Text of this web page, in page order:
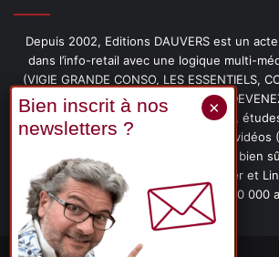
Depuis 2002, Editions DAUVERS est un
dans l’info-retail avec une logique multi-
(VIGIE GRANDE CONSO, LES ESSENTIELS,
livres (PENSER-CLIENT, IMAGE-PRIX,
PRÉFÉRÉ DE VOS CLIENTS, etc.),
PROMOFLASH, DRIVE INSIGHTS), vidéos
CONSO), podcasts (CAFÉ CONSO) et, bien
vous êtes, ainsi que les fils Twitter et
communauté de plus de 150 000